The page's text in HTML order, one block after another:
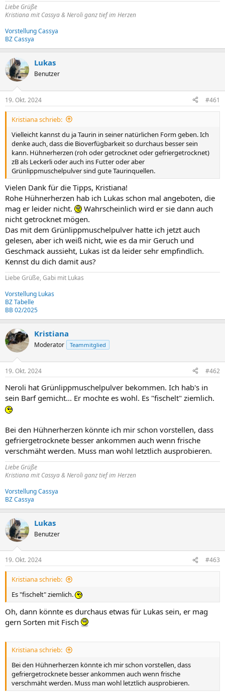
Liebe Grüße
Kristiana mit Cassya & Neroli ganz tief im Herzen
Vorstellung Cassya
BZ Cassya
Lukas
Benutzer
19. Okt. 2024 #461
Kristiana schrieb:
Vielleicht kannst du ja Taurin in seiner natürlichen Form geben. Ich
denke auch, dass die Bioverfügbarkeit so durchaus besser sein
kann. Hühnerherzen (roh oder getrocknet oder gefriergetrocknet)
zB als Leckerli oder auch ins Futter oder aber
Grünlippmuschelpulver sind gute Taurinquellen.
Vielen Dank für die Tipps, Kristiana!
Rohe Hühnerherzen hab ich Lukas schon mal angeboten, die
mag er leider nicht.
Wahrscheinlich wird er sie dann auch
nicht getrocknet mögen.
Das mit dem Grünlippmuschelpulver hatte ich jetzt auch
gelesen, aber ich weiß nicht, wie es da mir Geruch und
Geschmack aussieht, Lukas ist da leider sehr empfindlich.
Kennst du dich damit aus?
Liebe Grüße, Gabi mit Lukas
Vorstellung Lukas
BZ Tabelle
BB 02/2025
Kristiana
Moderator Teammitglied
19. Okt. 2024 #462
Neroli hat Grünlippmuschelpulver bekommen. Ich hab's in
sein Barf gemicht... Er mochte es wohl. Es "fischelt" ziemlich.
Bei den Hühnerherzen könnte ich mir schon vorstellen, dass
gefriergetrocknete besser ankommen auch wenn frische
verschmäht werden. Muss man wohl letztlich ausprobieren.
Liebe Grüße
Kristiana mit Cassya & Neroli ganz tief im Herzen
Vorstellung Cassya
BZ Cassya
Lukas
Benutzer
19. Okt. 2024 #463
Kristiana schrieb:
Es "fischelt" ziemlich.
Oh, dann könnte es durchaus etwas für Lukas sein, er mag
gern Sorten mit Fisch
Kristiana schrieb:
Bei den Hühnerherzen könnte ich mir schon vorstellen, dass
gefriergetrocknete besser ankommen auch wenn frische
verschmäht werden. Muss man wohl letztlich ausprobieren.